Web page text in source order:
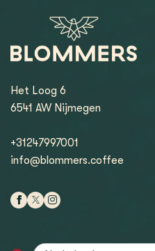
Het Loog 6
6541 AW Nijmegen
+31247997001
info@blommers.coffee